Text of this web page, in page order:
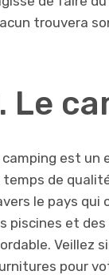
trouvera
Le
camping est un
temps de
le pays qui
piscines et
Veillez
pour